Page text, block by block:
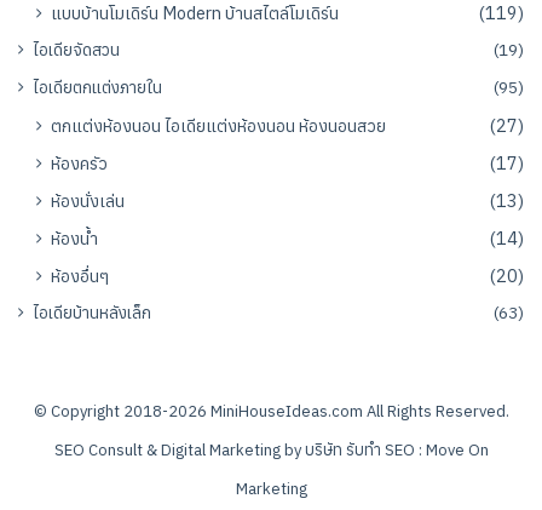
แบบบ้านโมเดิร์น Modern บ้านสไตล์โมเดิร์น
(119)
ไอเดียจัดสวน
(19)
ไอเดียตกแต่งภายใน
(95)
ตกแต่งห้องนอน ไอเดียแต่งห้องนอน ห้องนอนสวย
(27)
ห้องครัว
(17)
ห้องนั่งเล่น
(13)
ห้องน้ำ
(14)
ห้องอื่นๆ
(20)
ไอเดียบ้านหลังเล็ก (63)
© Copyright 2018-2026 MiniHouseIdeas.com All Rights Reserved.
SEO Consult & Digital Marketing byบริษัท รับทำ SEO : Move On
Marketing